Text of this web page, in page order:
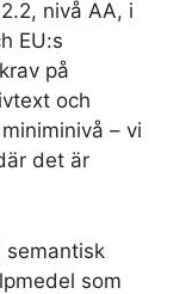
nivå AA, i
EU:s
på
och
– vi
det är
semantisk
som